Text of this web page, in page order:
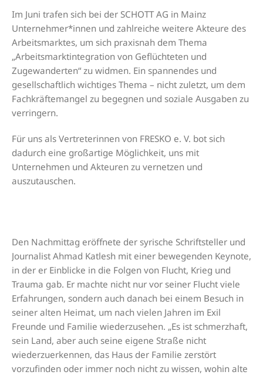
Im Juni trafen sich bei der SCHOTT AG in Mainz
Unternehmer*innen und zahlreiche weitere Akteure des
Arbeitsmarktes, um sich praxisnah dem Thema
„Arbeitsmarktintegration von Geflüchteten und
Zugewanderten“ zu widmen. Ein spannendes und
gesellschaftlich wichtiges Thema – nicht zuletzt, um dem
Fachkräftemangel zu begegnen und soziale Ausgaben zu
verringern.
Für uns als Vertreterinnen von FRESKO e. V. bot sich
dadurch eine großartige Möglichkeit, uns mit
Unternehmen und Akteuren zu vernetzen und
auszutauschen.
Den Nachmittag eröffnete der syrische Schriftsteller und
Journalist Ahmad Katlesh mit einer bewegenden Keynote,
in der er Einblicke in die Folgen von Flucht, Krieg und
Trauma gab. Er machte nicht nur vor seiner Flucht viele
Erfahrungen, sondern auch danach bei einem Besuch in
seiner alten Heimat, um nach vielen Jahren im Exil
Freunde und Familie wiederzusehen. „Es ist schmerzhaft,
sein Land, aber auch seine eigene Straße nicht
wiederzuerkennen, das Haus der Familie zerstört
vorzufinden oder immer noch nicht zu wissen, wohin alte